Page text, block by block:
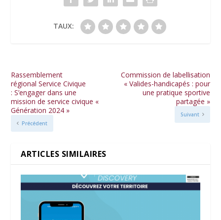
TAUX:
Rassemblement
régional Service Civique
: S’engager dans une
mission de service civique «
Génération 2024 »
Précédent
Commission de labellisation
« Valides-handicapés : pour
une pratique sportive
partagée »
Suivant
ARTICLES SIMILAIRES